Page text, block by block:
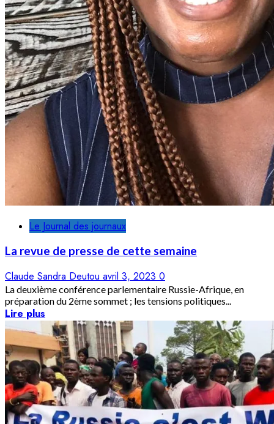
Le Journal des journaux
La revue de presse de cette semaine
Claude Sandra Deutou avril 3, 2023 0
La deuxième conférence parlementaire Russie-Afrique, en
préparation du 2ème sommet ; les tensions politiques...
Lire plus